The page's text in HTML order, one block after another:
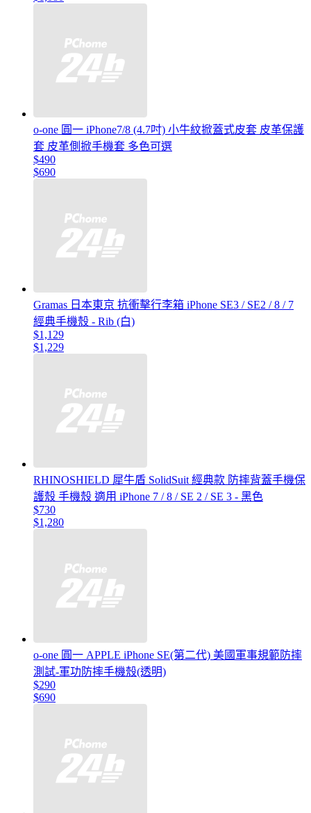
o-one 圓一 iPhone7/8 (4.7吋) 小牛紋掀蓋式皮套 皮革保護
套 皮革側掀手機套 多色可選
$490
$690
Gramas 日本東京 抗衝擊行李箱 iPhone SE3 / SE2 / 8 / 7
經典手機殼 - Rib (白)
$1,129
$1,229
RHINOSHIELD 犀牛盾 SolidSuit 經典款 防摔背蓋手機保
護殼 手機殼 適用 iPhone 7 / 8 / SE 2 / SE 3 - 黑色
$730
$1,280
o-one 圓一 APPLE iPhone SE(第二代) 美國軍事規範防摔
測試-軍功防摔手機殼(透明)
$290
$690